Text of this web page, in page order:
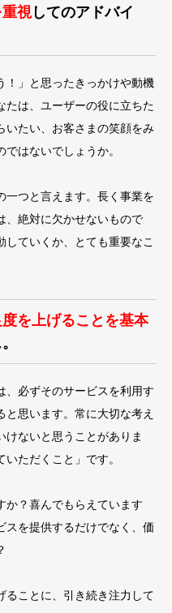
視してのアドバイ
！」と思ったきっかけや動機
たは、ユーザーの役に立ちた
いたい、お客さまの笑顔をみ
はないでしょうか。
一つと言えます。長く事業を
、絶対に欠かせないもので
ていくか、とても重要なこ
を上げることを基本
、必ずそのサービスを利用す
思います。常に大切な考え
けないと思うことがありま
ただくこと」です。
か？喜んでもらえています
スを提供するだけでなく、価
ることに、引き続き注力して